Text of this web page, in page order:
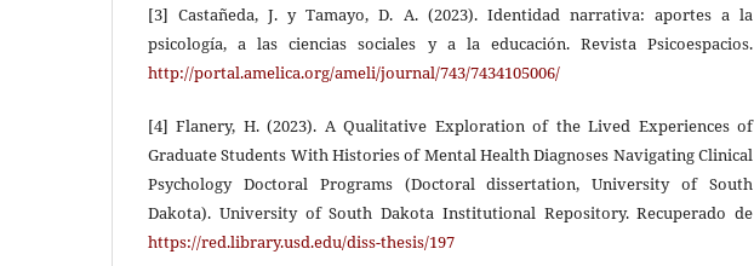
[3] Castañeda, J. y Tamayo, D. A. (2023). Identidad narrativa: aportes a la
psicología, a las ciencias sociales y a la educación. Revista Psicoespacios.
http://portal.amelica.org/ameli/journal/743/7434105006/
[4] Flanery, H. (2023). A Qualitative Exploration of the Lived Experiences of
Graduate Students With Histories of Mental Health Diagnoses Navigating Clinical
Psychology Doctoral Programs (Doctoral dissertation, University of South
Dakota). University of South Dakota Institutional Repository. Recuperado de
https://red.library.usd.edu/diss-thesis/197